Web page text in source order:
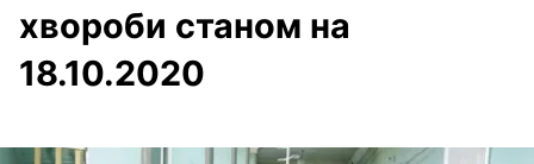
хвороби станом на
18.10.2020